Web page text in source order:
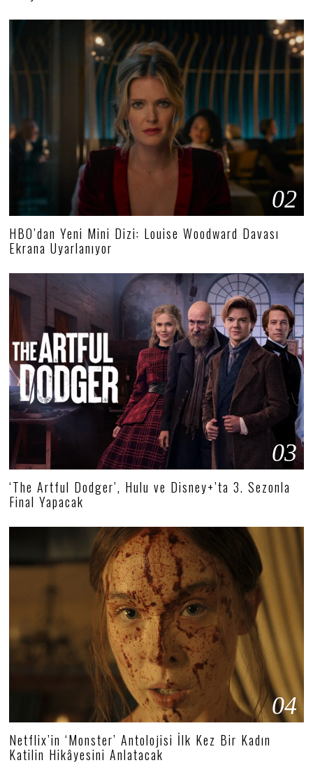
02
HBO’dan Yeni Mini Dizi: Louise Woodward Davası
Ekrana Uyarlanıyor
03
‘The Artful Dodger’, Hulu ve Disney+’ta 3. Sezonla
Final Yapacak
04
Netflix’in ‘Monster’ Antolojisi İlk Kez Bir Kadın
Katilin Hikâyesini Anlatacak